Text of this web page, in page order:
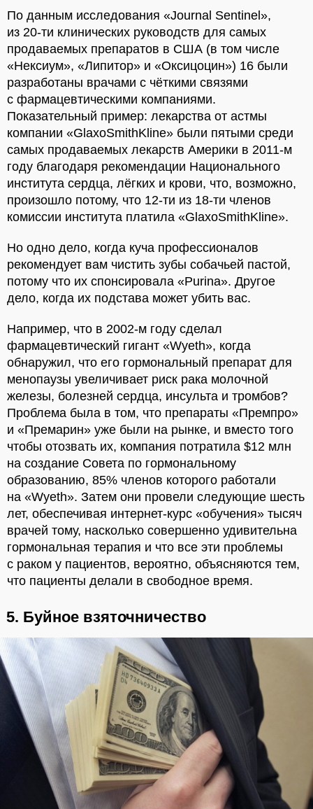
По данным исследования «Journal Sentinel»,
из 20-ти клинических руководств для самых
продаваемых препаратов в США (в том числе
«Нексиум», «Липитор» и «Оксицоцин») 16 были
разработаны врачами с чёткими связями
с фармацевтическими компаниями.
Показательный пример: лекарства от астмы
компании «GlaxoSmithKline» были пятыми среди
самых продаваемых лекарств Америки в 2011-м
году благодаря рекомендации Национального
института сердца, лёгких и крови, что, возможно,
произошло потому, что 12-ти из 18-ти членов
комиссии института платила «GlaxoSmithKline».
Но одно дело, когда куча профессионалов
рекомендует вам чистить зубы собачьей пастой,
потому что их спонсировала «Purina». Другое
дело, когда их подстава может убить вас.
Например, что в 2002-м году сделал
фармацевтический гигант «Wyeth», когда
обнаружил, что его гормональный препарат для
менопаузы увеличивает риск рака молочной
железы, болезней сердца, инсульта и тромбов?
Проблема была в том, что препараты «Премпро»
и «Премарин» уже были на рынке, и вместо того
чтобы отозвать их, компания потратила $12 млн
на создание Совета по гормональному
образованию, 85% членов которого работали
на «Wyeth». Затем они провели следующие шесть
лет, обеспечивая интернет-курс «обучения» тысяч
врачей тому, насколько совершенно удивительна
гормональная терапия и что все эти проблемы
с раком у пациентов, вероятно, объясняются тем,
что пациенты делали в свободное время.
5. Буйное взяточничество